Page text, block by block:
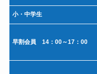
小・中学生
早割会員 14：00～17：00